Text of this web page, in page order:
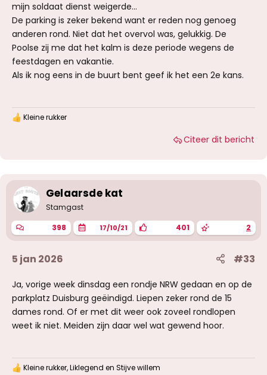
mijn soldaat dienst weigerde...
De parking is zeker bekend want er reden nog genoeg
anderen rond. Niet dat het overvol was, gelukkig. De
Poolse zij me dat het kalm is deze periode wegens de
feestdagen en vakantie.
Als ik nog eens in de buurt bent geef ik het een 2e kans.
W
n
g
n
:
Kleine rukker
Citeer dit bericht
Gelaarsde kat
Stamgast
398 17/10/21 401 2
5 jan 2026 #33
Ja, vorige week dinsdag een rondje NRW gedaan en op de
parkplatz Duisburg geëindigd. Liepen zeker rond de 15
dames rond. Of er met dit weer ook zoveel rondlopen
weet ik niet. Meiden zijn daar wel wat gewend hoor.
W Kleine rukker,Liklegend en Stijve willem